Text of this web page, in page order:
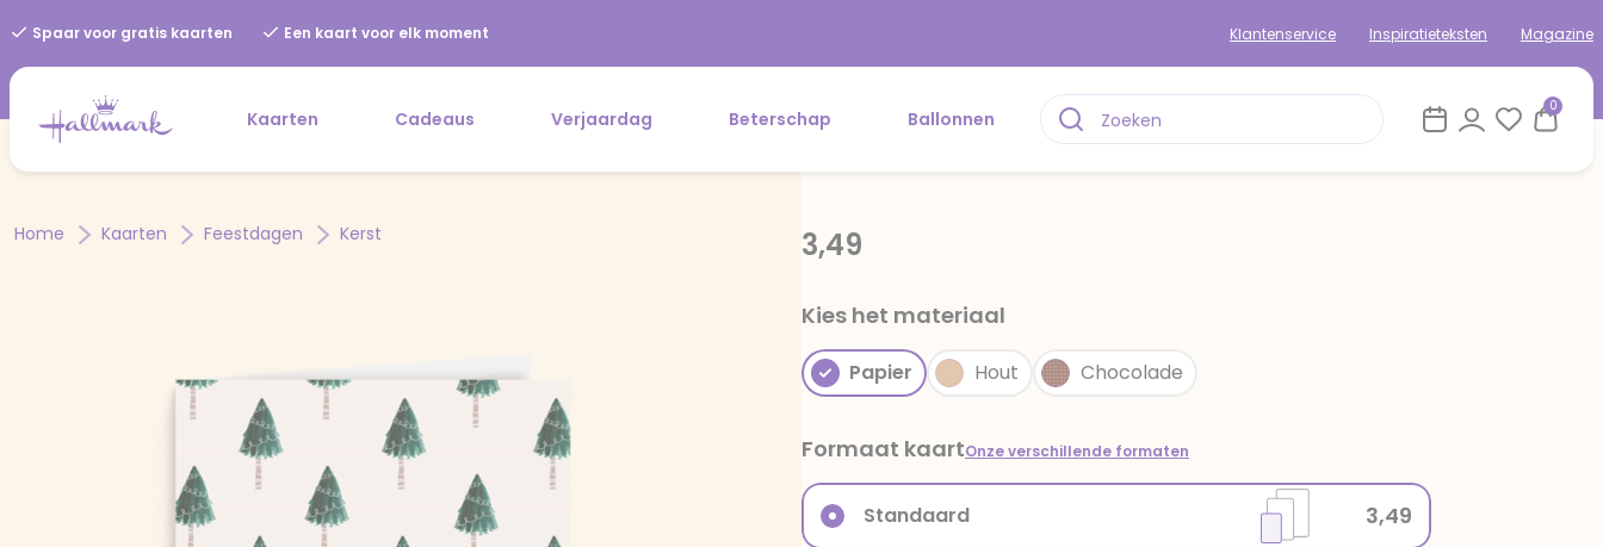
Spaar voor gratis kaarten Een kaart voor elk moment Klantenservice Inspiratieteksten Magazine
Kaarten Cadeaus Verjaardag Beterschap Ballonnen
0
Home Kaarten Feestdagen Kerst 3,49
Kies het materiaal
Papier Hout Chocolade
Formaat kaartOnze verschillende formaten
Standaard 3,49